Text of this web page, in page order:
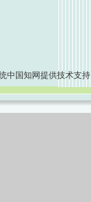
中国知网提供技术支持